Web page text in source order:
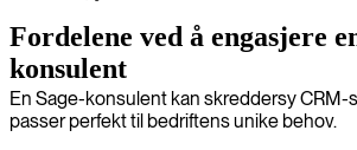
Fordelene ved å engasjere
konsulent
En Sage-konsulent kan skreddersy CRM-
passer perfekt til bedriftens unike behov.